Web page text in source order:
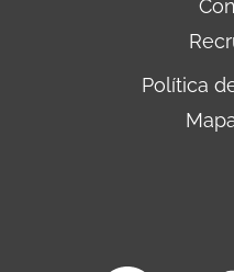
Política